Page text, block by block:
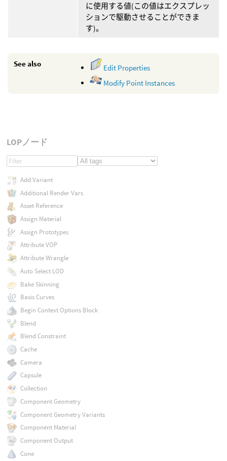
に使用する値(この値はエクスプレッ
ションで駆動させることができま
す)。
See also
Edit Properties
Modify Point Instances
LOPノード
Add Variant
Additional Render Vars
Asset Reference
Assign Material
Assign Prototypes
Attribute VOP
Attribute Wrangle
Auto Select LOD
Bake Skinning
Basis Curves
Begin Context Options Block
Blend
Blend Constraint
Cache
Camera
Capsule
Collection
Component Geometry
Component Geometry Variants
Component Material
Component Output
Cone